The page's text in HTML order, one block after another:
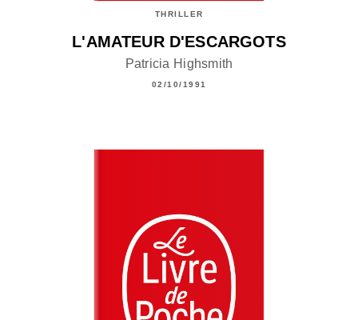
THRILLER
L'AMATEUR D'ESCARGOTS
Patricia Highsmith
02/10/1991